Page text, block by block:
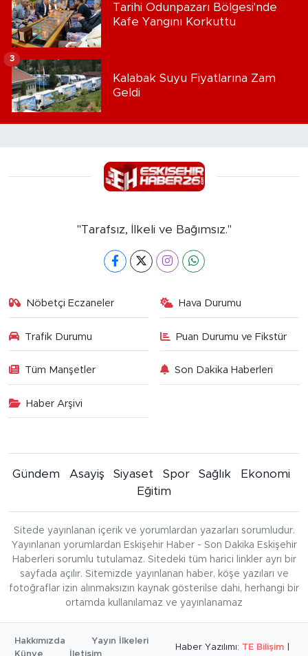
Tarihi Odunpazarı Bölgesi'nde
Kafe Yangını Korkuttu
Kalabak Suyu Fiyatlarına Zam
Geldi
3
"Tarafsız, İlkeli ve Bağımsız."
Nöbetçi Eczaneler Hava Durumu
Trafik Durumu Puan Durumu ve Fikstür
Tüm Manşetler Son Dakika Haberleri
Haber Arşivi
Gündem Asayiş Siyaset Spor Sağlık
Ekonomi
Eğitim
Sitede yayınlanan içerik ve yorumlardan yazarları sorumludur.
Yayınlanan yorumlardan Eskişehir Haber - Son Dakika Eskişehir
Haberleri sorumlu tutulamaz. Sitedeki tüm harici linkler ayrı bir
sayfada açılır. Sitemizde yayınlanan haber, köşe yazıları ve
fotoğraflar izin alınmaksızın kaynak gösterilse dahi, herhangi bir
ortamda kullanılamaz ve yayınlanamaz
Hakkımızda
Yayın İlkeleri
Haber Yazılımı: TE Bilişim